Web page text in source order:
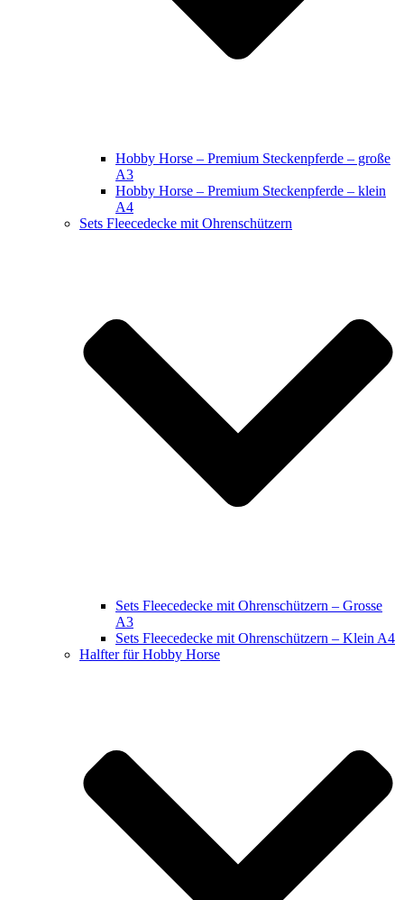
Hobby Horse – Premium Steckenpferde – große
A3
Hobby Horse – Premium Steckenpferde – klein
A4
Sets Fleecedecke mit Ohrenschützern
Sets Fleecedecke mit Ohrenschützern – Grosse
A3
Sets Fleecedecke mit Ohrenschützern – Klein A4
Halfter für Hobby Horse